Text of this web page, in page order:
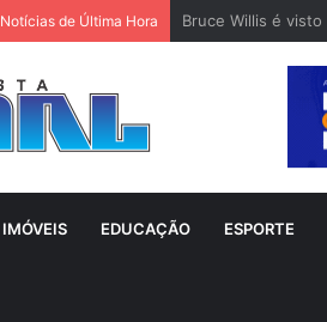
Notícias de Última Hora Bruce Willis é
IMÓVEIS EDUCAÇÃO ESPORTE